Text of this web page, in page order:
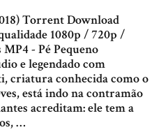
Torrent Download
1080p / 720p /
- Pé Pequeno
e legendado com
criatura conhecida como o
está indo na contramão
acreditam: ele tem a
…